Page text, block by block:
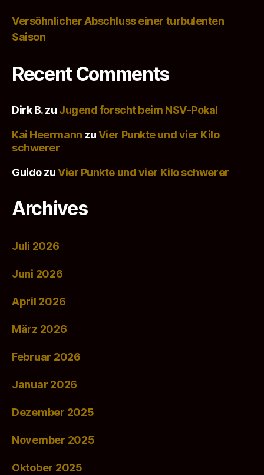
Versöhnlicher Abschluss einer turbulenten
Saison
Recent Comments
Dirk B.zu Jugend forscht beim NSV-Pokal
Kai Heermann zuVier Punkte und vier Kilo
schwerer
GuidozuVier Punkte und vier Kilo schwerer
Archives
Juli 2026
Juni 2026
April 2026
März 2026
Februar 2026
Januar 2026
Dezember 2025
November 2025
Oktober 2025